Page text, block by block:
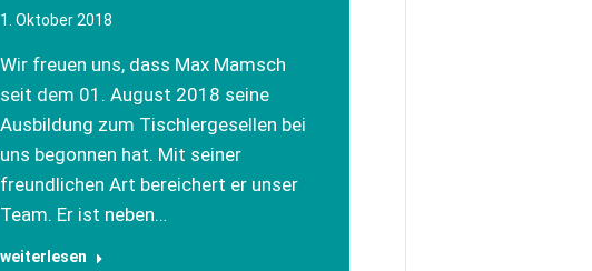
1. Oktober 2018
Wir freuen uns, dass Max Mamsch
seit dem 01. August 2018 seine
Ausbildung zum Tischlergesellen bei
uns begonnen hat. Mit seiner
freundlichen Art bereichert er unser
Team. Er ist neben…
weiterlesen